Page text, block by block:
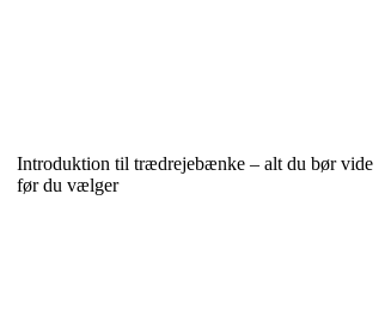
Introduktion til trædrejebænke – alt du bør vide
før du vælger